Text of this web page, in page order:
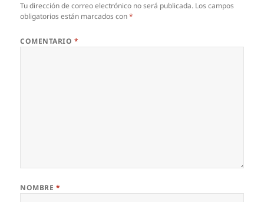
Tu dirección de correo electrónico no será publicada. Los campos
obligatorios están marcados con*
COMENTARIO *
NOMBRE *